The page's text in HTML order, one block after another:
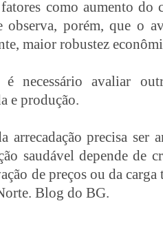
como aumento do
observa, porém, que o
maior robustez
é necessário avaliar
e produção.
arrecadação precisa ser
saudável depende de
de preços ou da
Blog do BG.